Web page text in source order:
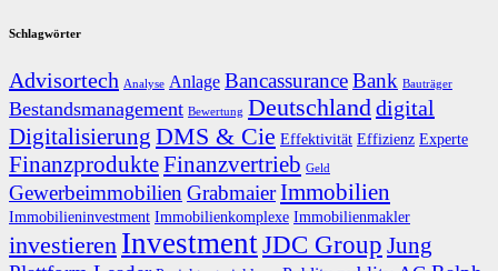
Schlagwörter
Advisortech Analyse Anlage BancassuranceBank Bauträger
Bestandsmanagement Bewertung Deutschlanddigital
Digitalisierung DMS & Cie Effektivität Effizienz Experte
FinanzprodukteFinanzvertrieb Geld
Gewerbeimmobilien GrabmaierImmobilien
Immobilieninvestment Immobilienkomplexe Immobilienmakler
investieren InvestmentJDC Group Jung